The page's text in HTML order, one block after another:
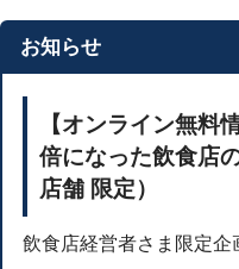
お知らせ
【オンライン無料
倍になった飲食店
店舗 限定）
飲食店経営者さま限定企